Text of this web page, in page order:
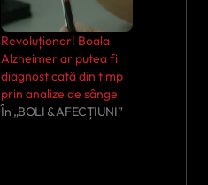
Revoluționar! Boala
Alzheimer ar putea fi
diagnosticată din timp
prin analize de sânge
În „BOLI & AFECȚIUNI”